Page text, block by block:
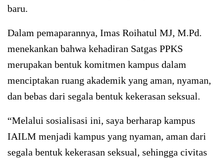
baru.
Dalam pemaparannya, Imas Roihatul MJ, M.Pd.
menekankan bahwa kehadiran Satgas PPKS
merupakan bentuk komitmen kampus dalam
menciptakan ruang akademik yang aman, nyaman,
dan bebas dari segala bentuk kekerasan seksual.
“Melalui sosialisasi ini, saya berharap kampus
IAILM menjadi kampus yang nyaman, aman dari
segala bentuk kekerasan seksual, sehingga civitas